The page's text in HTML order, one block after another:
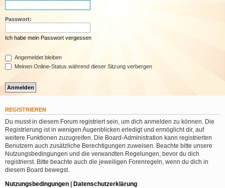
Passwort:
Ich habe mein Passwort vergessen
Angemeldet bleiben
Meinen Online-Status während dieser Sitzung verbergen
REGISTRIEREN
Du musst in diesem Forum registriert sein, um dich anmelden zu können. Die
Registrierung ist in wenigen Augenblicken erledigt und ermöglicht dir, auf
weitere Funktionen zuzugreifen. Die Board-Administration kann registrierten
Benutzern auch zusätzliche Berechtigungen zuweisen. Beachte bitte unsere
Nutzungsbedingungen und die verwandten Regelungen, bevor du dich
registrierst. Bitte beachte auch die jeweiligen Forenregeln, wenn du dich in
diesem Board bewegst.
Nutzungsbedingungen | Datenschutzerklärung